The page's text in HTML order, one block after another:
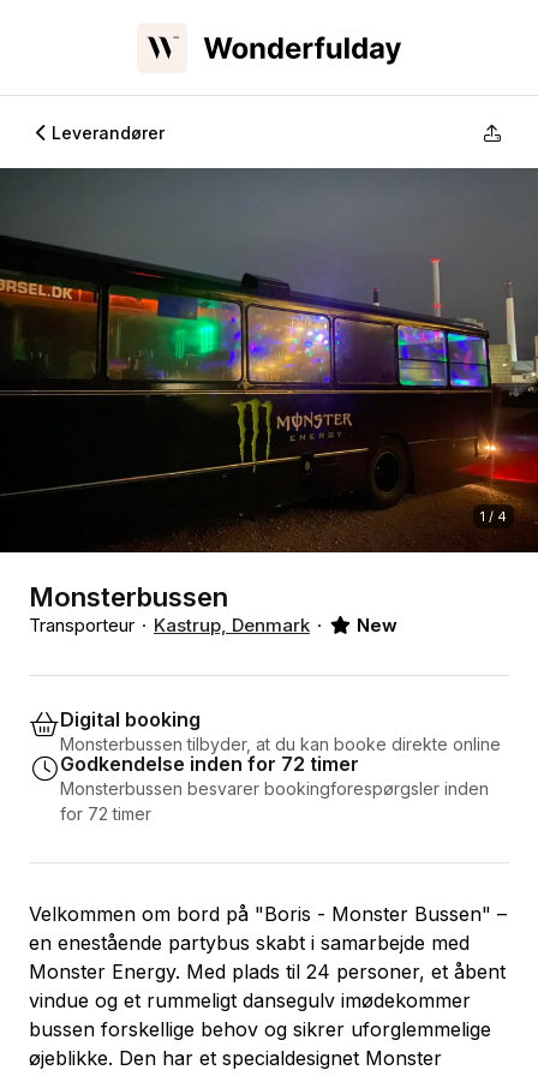
Leverandører
1 / 4
Monsterbussen
Transporteur Kastrup, Denmark New
Digital booking
Monsterbussen tilbyder, at du kan booke direkte online
Godkendelse inden for 72 timer
Monsterbussen besvarer bookingforespørgsler inden
for 72 timer
Velkommen om bord på "Boris - Monster Bussen" –
en enestående partybus skabt i samarbejde med
Monster Energy. Med plads til 24 personer, et åbent
vindue og et rummeligt dansegulv imødekommer
bussen forskellige behov og sikrer uforglemmelige
øjeblikke. Den har et specialdesignet Monster